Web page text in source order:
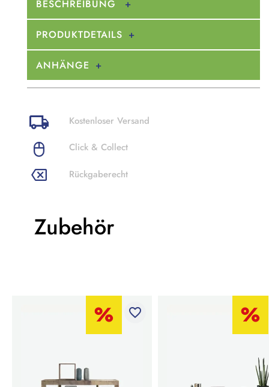
BESCHREIBUNG
PRODUKTDETAILS
ANHÄNGE
Kostenloser Versand
Click & Collect
Rückgaberecht
Zubehör
favorite_border